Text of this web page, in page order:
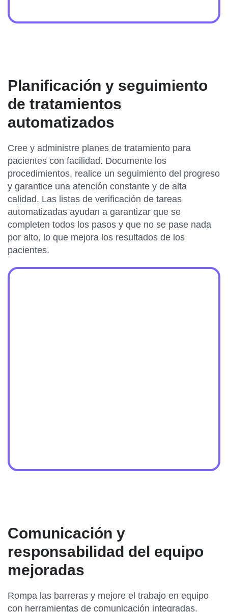
Planificación y seguimiento
de tratamientos
automatizados
Cree y administre planes de tratamiento para
pacientes con facilidad. Documente los
procedimientos, realice un seguimiento del progreso
y garantice una atención constante y de alta
calidad. Las listas de verificación de tareas
automatizadas ayudan a garantizar que se
completen todos los pasos y que no se pase nada
por alto, lo que mejora los resultados de los
pacientes.
Comunicación y
responsabilidad del equipo
mejoradas
Rompa las barreras y mejore el trabajo en equipo
con herramientas de comunicación integradas.